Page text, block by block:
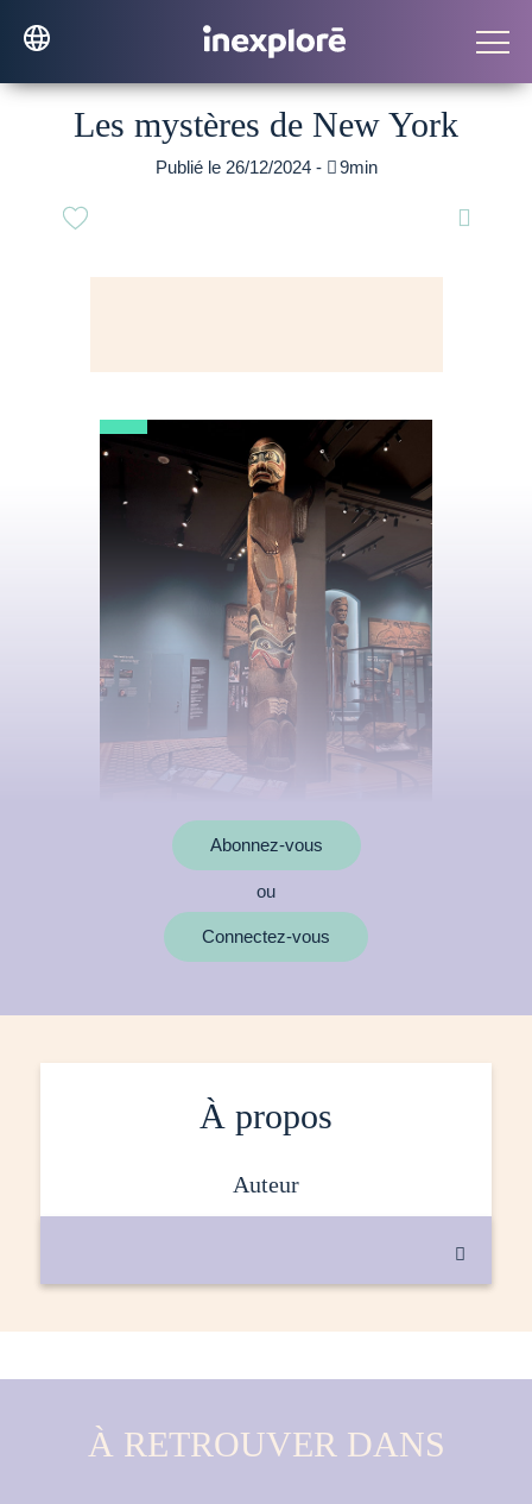
Les mystères de New York
Publié le 26/12/2024 - 9min

Abonnez-vous
ou
Connectez-vous
À propos
auteur

À RETROUVER DANS